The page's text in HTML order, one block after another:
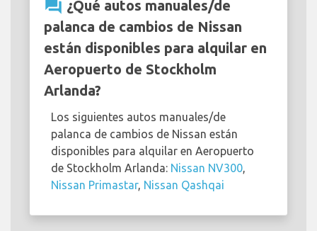
question_answer ¿Qué autos manuales/de
palanca de cambios de Nissan
están disponibles para alquilar en
Aeropuerto de Stockholm
Arlanda?
Los siguientes autos manuales/de
palanca de cambios de Nissan están
disponibles para alquilar en Aeropuerto
de Stockholm Arlanda: Nissan NV300
Nissan Primastar, Nissan Qashqai